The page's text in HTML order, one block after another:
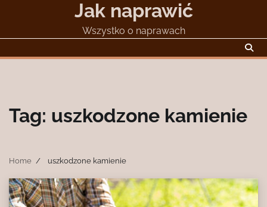
Jak naprawić
Wszystko o naprawach
Tag: uszkodzone kamienie
Home uszkodzone kamienie